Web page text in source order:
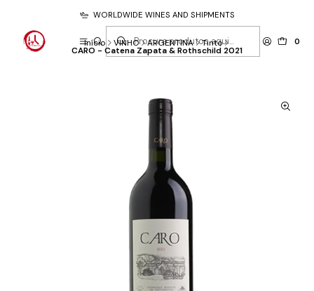
0
WORLDWIDE WINES AND SHIPMENTS
Início VINHO ARGENTINA Tinto
CARO - Catena Zapata & Rothschild 2021